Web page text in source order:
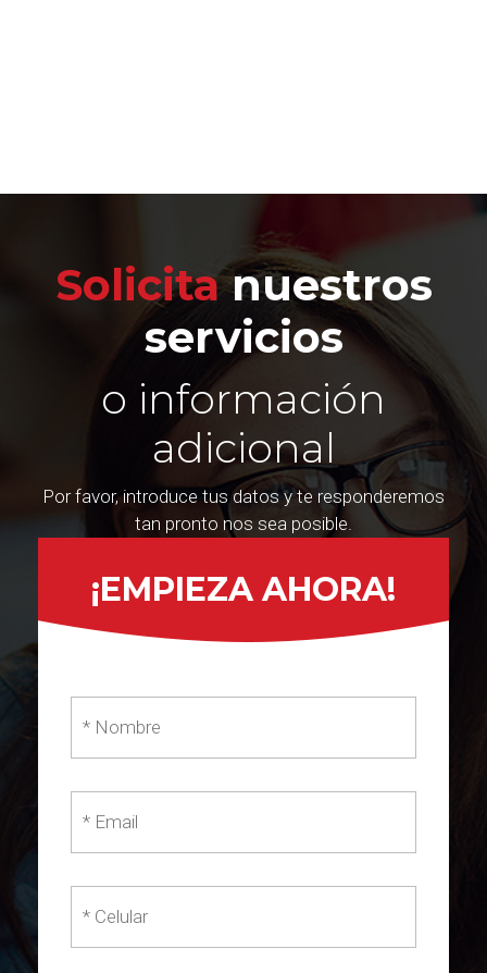
Solicitanuestros
servicios
o información
adicional
Por favor, introduce tus datos y te responderemos
tan pronto nos sea posible.
¡EMPIEZA AHORA!